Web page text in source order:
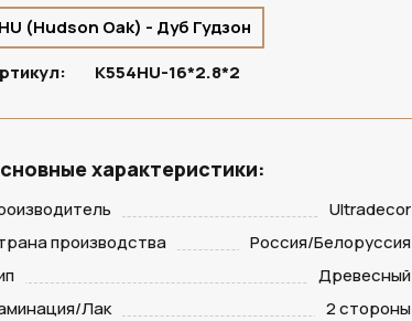
HU (Hudson Oak) - Дуб Гудзон
K554HU-16*2.8*2
характеристики:
Ultradecor
производства
Россия/Белоруссия
Древесный
Лак
2 стороны